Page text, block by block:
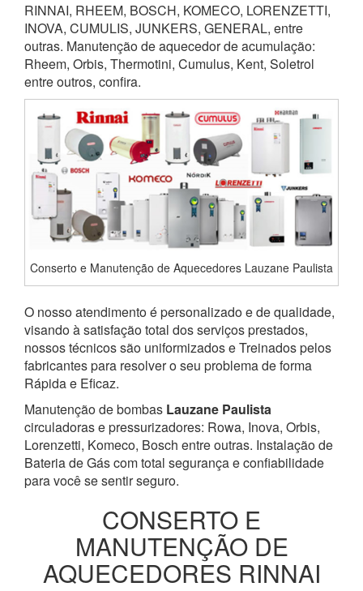
RINNAI, RHEEM, BOSCH, KOMECO, LORENZETTI,
INOVA, CUMULIS, JUNKERS, GENERAL, entre
outras. Manutenção de aquecedor de acumulação:
Rheem, Orbis, Thermotini, Cumulus, Kent, Soletrol
entre outros, confira.
Conserto e Manutenção de Aquecedores Lauzane Paulista
O nosso atendimento é personalizado e de qualidade,
visando à satisfação total dos serviços prestados,
nossos técnicos são uniformizados e Treinados pelos
fabricantes para resolver o seu problema de forma
Rápida e Eficaz.
Manutenção de bombas Lauzane Paulista
circuladoras e pressurizadores: Rowa, Inova, Orbis,
Lorenzetti, Komeco, Bosch entre outras. Instalação de
Bateria de Gás com total segurança e confiabilidade
para você se sentir seguro.
CONSERTO E
MANUTENÇÃO DE
AQUECEDORES RINNAI